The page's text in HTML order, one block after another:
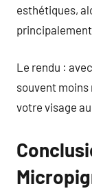
esthétiques,
Le rendu :
souvent moins
votre visage